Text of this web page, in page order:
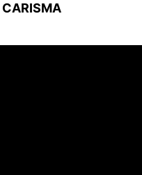
CARISMA